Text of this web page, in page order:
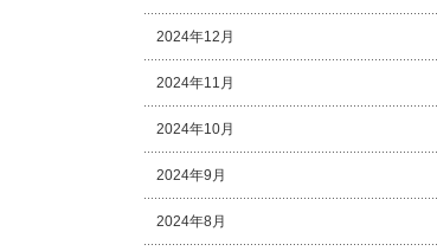
2024年12月
2024年11月
2024年10月
2024年9月
2024年8月